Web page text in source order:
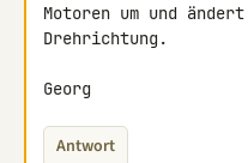
Motoren um und
Drehrichtung.
Georg
Antwort